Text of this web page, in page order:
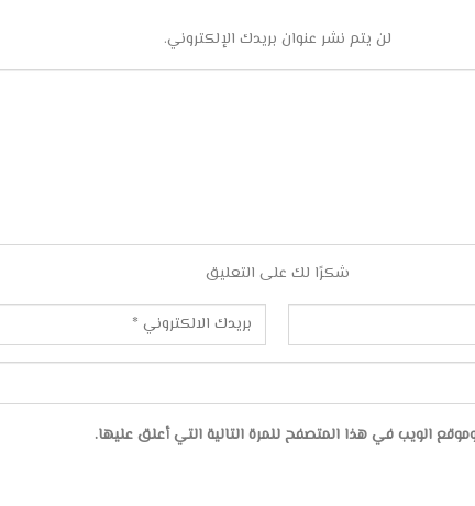
لن يتم نشر عنوان بريدك الإلكتروني.
شكرًا لك على التعليق
الويب في هذا المتصفح للمرة التالية التي أعلق عليها.